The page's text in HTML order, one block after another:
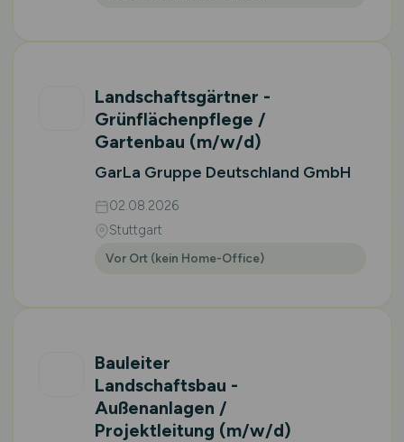
Landschaftsgärtner -
Grünflächenpflege /
Gartenbau (m/w/d)
GarLa Gruppe Deutschland GmbH
02.08.2026
Stuttgart
Vor Ort (kein Home-Office)
Bauleiter
Landschaftsbau -
Außenanlagen /
Projektleitung (m/w/d)